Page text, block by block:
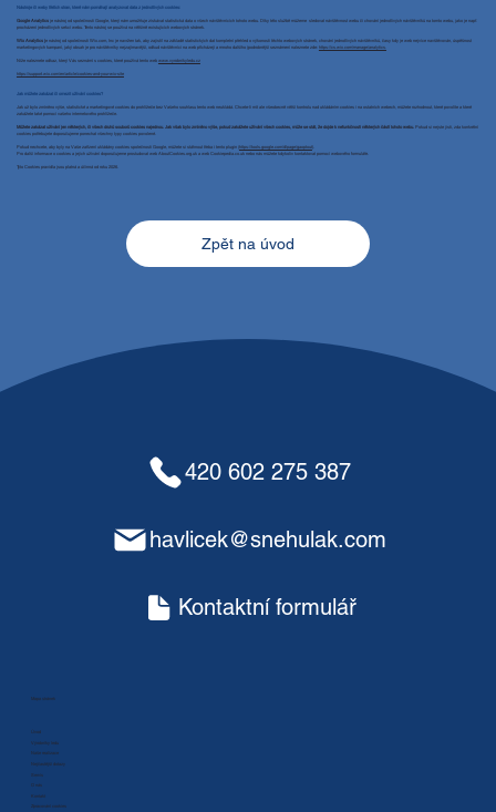
Nástroje či weby třetích stran, které nám pomáhají analyzovat data z jednotlivých cookies:​
Google Analytics je nástroj od společnosti Google, který nám umožňuje získávat statistická data o všech návštěvnících tohoto webu. Díky této službě můžeme sledovat návštěvnost webu či chování jednotlivých návštěvníků na tomto webu, jako je např.
procházení jednotlivých sekcí webu. Tento nástroj se používá na většině existujících webových stránek.
Wix Analytics je nástroj od společnosti Wix.com, Inc je navržen tak, aby zajistil na základě statistických dat kompletní přehled o výkonosti těchto webových stránek, chování jednotlivých návštěvníků, časy kdy je web nejvíce navštěvován, úspěšnost
marketingových kampaní, jaký obsah je pro návštěvníky nejzajímavější, odkud návštěvníci na web přicházejí a mnoho dalšího (podrobnější seznámení naleznete zde: https://cs.wix.com/manage/analytics.
Níže naleznete odkaz, který Vás seznámí s cookies, které používá tento web www.vyrobnikyledu.cz
https://support.wix.com/en/article/cookies-and-your-wix-site
Jak můžete zakázat či omezit užívání cookies?
Jak už bylo zmíněno výše, statistické a marketingové cookies do prohlížeče bez Vašeho souhlasu tento web neukládá. Chcete-li mít ale všeobecně větší kontrolu nad ukládáním cookies i na ostatních webech, můžete rozhodnout, které povolíte a které
zakážete také pomocí vašeho internetového prohlížeče.
Můžete zakázat užívání jen některých, či všech druhů souborů cookies najednou. Jak však bylo zmíněno výše, pokud zakážete užívání všech cookies, může se stát, že dojde k nefunkčnosti některých částí tohoto webu. Pokud si nejste jisti, zda konkrétní
cookies potřebujete doporučujeme ponechat všechny typy cookies povolené.
Pokud nechcete, aby byly na Vaše zařízení ukládány cookies společnosti Google, můžete si stáhnout třeba i tento plugin (https://tools.google.com/dlpage/gaoptout).
Pro další informace o cookies a jejich užívání doporučujeme prostudovat web AboutCookies.org.uk a web Cookiepedia.co.uk nebo nás můžete kdykoliv kontaktovat pomocí webového formuláře.
Tyto Cookies pravidla jsou platná a účinná od roku 2026.
Zpět na úvod
420 602 275 387
havlicek@snehulak.com
Kontaktní formulář
Mapa stránek
Úvod
Výrobníky ledu
Naše realizace
Nejčastější dotazy
Servis
O nás
Kontakt
Zpracování cookies